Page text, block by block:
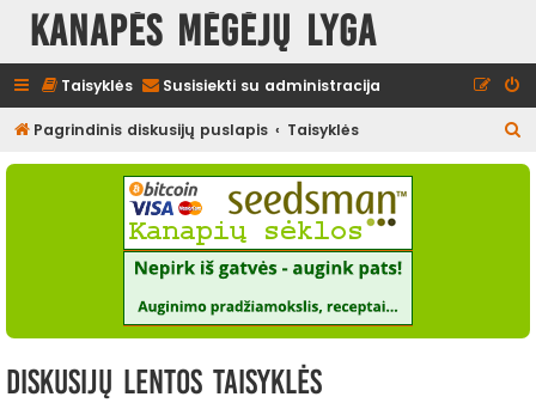
Kanapės mėgėjų lyga
Taisyklės Susisiekti su administracija
Pagrindinis diskusijų puslapis Taisyklės
e
Diskusijų lentos taisyklės